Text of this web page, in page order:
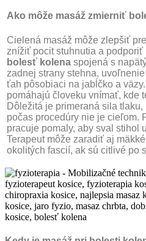
Ako môže masáž zmierniť
Cielená masáž môže zlepšiť
znížiť pocit stuhnutia a
bolesť kolena spojená s
zadnej strany stehna,
ťah pôsobiaci na jabĺčko a
pomáhajú človeku vnímať, kde
Dôležitá je primeraná sila
počas procedúry nie je cieľom.
pracuje pomaly, aby sval stihol
Terapeut môže zaradiť aj
okolitých fascií, ak sú citlivé po